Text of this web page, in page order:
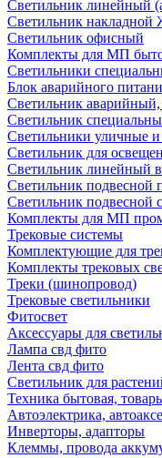
Светильник линейный
Светильник накладной
Светильник офисный
Комплекты для МП
Светильники
Блок аварийного
Светильник
Светильник
Светильники уличные
Светильник для
Светильник линейный
Светильник подвесной
Светильник подвесной
Комплекты для МП
Трековые системы
Комплектующие для
Комплекты трековых
Треки (шинопровод)
Трековые светильники
Фитосвет
Аксессуары для
Лампа свд фито
Лента свд фито
Светильник для
Техника бытовая,
Автоэлектрика,
Инверторы, адапторы
Клеммы, провода